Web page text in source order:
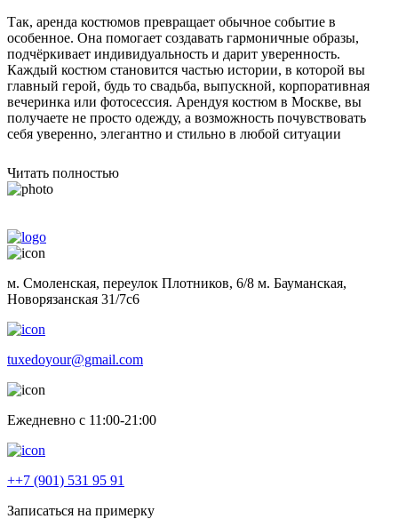
Так, аренда костюмов превращает обычное событие в
особенное. Она помогает создавать гармоничные образы,
подчёркивает индивидуальность и дарит уверенность.
Каждый костюм становится частью истории, в которой вы
главный герой, будь то свадьба, выпускной, корпоративная
вечеринка или фотосессия. Арендуя костюм в Москве, вы
получаете не просто одежду, а возможность почувствовать
себя уверенно, элегантно и стильно в любой ситуации
Читать полностью
м. Смоленская, переулок Плотников, 6/8 м. Бауманская,
Новорязанская 31/7с6
tuxedoyour@gmail.com
Ежедневно с 11:00-21:00
++7 (901) 531 95 91
Записаться на примерку